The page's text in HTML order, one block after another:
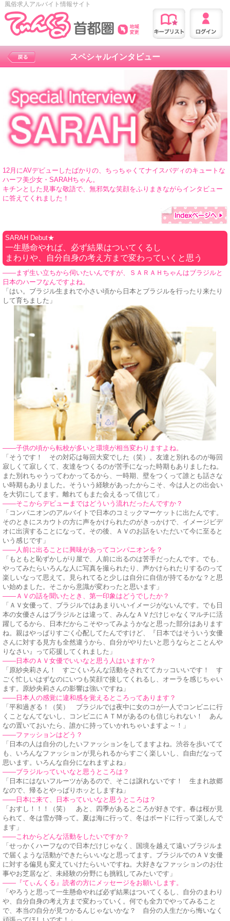
風俗求人アルバイト情報サイト
スペシャルインタビュー
12月にAVデビューしたばかりの、ちっちゃくてナイスバディのキュートな
ハーフ美少女・SARAHちゃん。
キチンとした見事な敬語で、無邪気な笑顔をふりまきながらインタビュー
に答えてくれました！
SARAH Debut★
一生懸命やれば、必ず結果はついてくるし
まわりや、自分自身の考え方まで変わっていくと思う
——まず生い立ちから伺いたいんですが、ＳＡＲＡＨちゃんはブラジルと
日本のハーフなんですよね。
「はい。ブラジル生まれで小さい頃から日本とブラジルを行ったり来たり
して育ちました」
——子供の頃から転校が多いと環境が相当変わりますよね。
「そうです！ その対応は毎回大変でした（笑）。友達と別れるのが毎回
寂しくて寂しくて、友達をつくるのが苦手になった時期もありましたね。
また別れちゃうってわかってるから、一時期、壁をつくって誰とも話さな
い時期もありました。そういう経験があったからこそ、今は人との出会い
を大切にしてます。離れてもまた会えるって信じて」
——そこからデビューまではどういう流れだったんですか？
「コンパニオンのアルバイトで日本のコミックマーケットに出たんです。
そのときにスカウトの方に声をかけられたのがきっかけで、イメージビデ
オに出演することになって。その後、ＡＶのお話をいただいて今に至ると
いう感じです」
——人前に出ることに興味があってコンパニオンを？
「もともと恥ずかしがり屋で、人前に出るのは苦手だったんです。でも、
やってみたらいろんな人に写真を撮られたり、声かけられたりするのって
楽しいなって思えて。見られてると少しは自分に自信が持てるかな？と思
い始めました。そこから意識が変わったと思います」
——ＡＶの話を聞いたとき、第一印象はどうでしたか？
「ＡＶ女優って、ブラジルではあまりいいイメージがないんです。でも日
本の女優さんはブラジルとは違って、みんなＡＶだけじゃなくマルチに活
躍してるから、日本だからこそやってみようかなと思った部分はあります
ね。親はやっぱりすごく心配してたんですけど、『日本ではそういう女優
さんに対する見方も全然違うから、自分がやりたいと思うならとことんや
りなさい』って応援してくれました」
——日本のＡＶ女優でいいなと思う人はいますか？
「原紗央莉さん！ すごくいろんな活動をされててカッコいいです！ す
ごく忙しいはずなのにいつも笑顔で接してくれるし、オーラを感じちゃい
ます。原紗央莉さんの影響は強いですね」
——日本人の感覚に違和感を覚えるところってあります？
「平和過ぎる！（笑） ブラジルでは夜中に女のコが一人でコンビニに行
くことなんてないし、コンビニにＡＴＭがあるのも信じられない！ あん
なの置いておいたら、誰かに持っていかれちゃいますよ～！」
——ファッションはどう？
「日本の人は自分のしたいファッションをしてますよね。渋谷を歩いてて
も、いろんなファッションが見られるからすごく楽しいし、自由だなって
思います。いろんな自分になれますよね」
——ブラジルっていいなと思うところは？
「日本にはないフルーツがあるので、そこは譲れないです！ 生まれ故郷
なので、帰るとやっぱりホッとしますね」
——日本に来て、日本っていいなと思うところは？
「おすし！！！（笑） あと、四季があるところが好きです。春は桜が見
られて、冬は雪が降って。夏は海に行って、冬はボードに行って楽しんで
ます」
——これからどんな活動をしたいですか？
「せっかくハーフなので日本だけじゃなく、国境を越えて遠いブラジルま
で届くような活動ができたらいいなと思ってます。ブラジルでのＡＶ女優
に対する偏見も変えていけたらいいですね。大好きなファッションのお仕
事やお芝居など、未経験の分野にも挑戦してみたいです」
——『てぃんくる』読者の方にメッセージをお願いします。
「やろうと思って一生懸命やれば必ず結果はついてくるし、自分のまわり
や、自分自身の考え方まで変わっていく。何でも全力でやってみること
で、本当の自分が見つかるんじゃないかな？ 自分の人生だから悔いなく